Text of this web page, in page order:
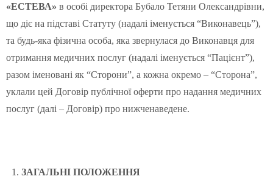
«ЕСТЕВА» в особі директора Бубало Тетяни Олександрівни,
що діє на підставі Статуту (надалі іменується “Виконавець”),
та будь-яка фізична особа, яка звернулася до Виконавця для
отримання медичних послуг (надалі іменується “Пацієнт”),
разом іменовані як “Сторони”, а кожна окремо – “Сторона”,
уклали цей Договір публічної оферти про надання медичних
послуг (далі – Договір) про нижченаведене.
ЗАГАЛЬНІ ПОЛОЖЕННЯ